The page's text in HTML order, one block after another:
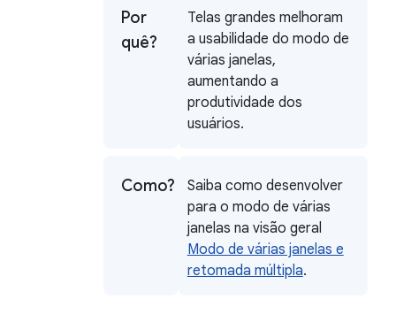
Por
quê?
Telas grandes melhoram
a usabilidade do modo de
várias janelas,
aumentando a
produtividade dos
usuários.
Como?
Saiba como desenvolver
para o modo de várias
janelas na visão geral
Modo de várias janelas e
retomada múltipla.